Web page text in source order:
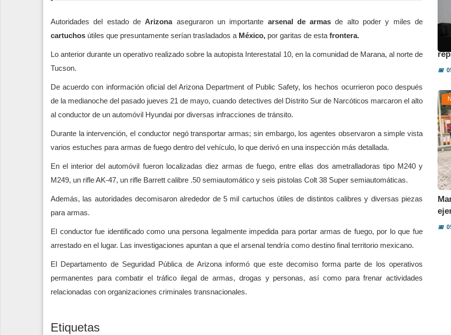
Autoridades del estado deArizonaaseguraron un importante arsenal de armasde alto poder y miles de
cartuchos útiles que presuntamente serían trasladados a México, por garitas de esta frontera.
Lo anterior durante un operativo realizado sobre la autopista Interestatal 10, en la comunidad de Marana, al norte de
Tucson.
De acuerdo con información oficial del Arizona Department of Public Safety, los hechos ocurrieron poco después
de la medianoche del pasado jueves 21 de mayo, cuando detectives del Distrito Sur de Narcóticos marcaron el alto
al conductor de un automóvil Hyundai por diversas infracciones de tránsito.
Durante la intervención, el conductor negó transportar armas; sin embargo, los agentes observaron a simple vista
varios estuches para armas de fuego dentro del vehículo, lo que derivó en una inspección más detallada.
En el interior del automóvil fueron localizadas diez armas de fuego, entre ellas dos ametralladoras tipo M240 y
M249, un rifle AK-47, un rifle Barrett calibre .50 semiautomático y seis pistolas Colt 38 Super semiautomáticas.
Además, las autoridades decomisaron alrededor de 5 mil cartuchos útiles de distintos calibres y diversas piezas
para armas.
El conductor fue identificado como una persona legalmente impedida para portar armas de fuego, por lo que fue
arrestado en el lugar. Las investigaciones apuntan a que el arsenal tendría como destino final territorio mexicano.
El Departamento de Seguridad Pública de Arizona informó que este decomiso forma parte de los operativos
permanentes para combatir el tráfico ilegal de armas, drogas y personas, así como para frenar actividades
relacionadas con organizaciones criminales transnacionales.
Etiquetas
📅
📅